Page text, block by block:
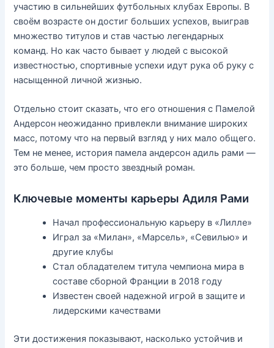
участию в сильнейших футбольных клубах Европы. В
своём возрасте он достиг больших успехов, выиграв
множество титулов и став частью легендарных
команд. Но как часто бывает у людей с высокой
известностью, спортивные успехи идут рука об руку с
насыщенной личной жизнью.
Отдельно стоит сказать, что его отношения с Памелой
Андерсон неожиданно привлекли внимание широких
масс, потому что на первый взгляд у них мало общего.
Тем не менее, история памела андерсон адиль рами —
это больше, чем просто звездный роман.
Ключевые моменты карьеры Адиля Рами
Начал профессиональную карьеру в «Лилле»
Играл за «Милан», «Марсель», «Севилью» и
другие клубы
Стал обладателем титула чемпиона мира в
составе сборной Франции в 2018 году
Известен своей надежной игрой в защите и
лидерскими качествами
Эти достижения показывают, насколько устойчив и